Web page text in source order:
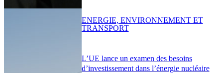
L’UE lance un examen des besoins
d’investissement dans l’énergie nucléaire
ENERGIE, ENVIRONNEMENT ET
TRANSPORT